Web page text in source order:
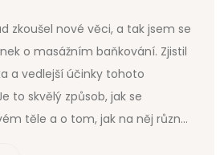
zkoušel nové věci, a tak jsem se
o masážním baňkování. Zjistil
a vedlejší účinky tohoto
to skvělý způsob, jak se
těle a o tom, jak na něj různé